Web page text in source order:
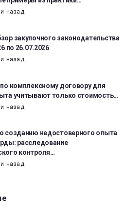
назад
закупочного законодательства
по 26.07.2026
назад
комплексному договору для
учитывают только стоимость…
назад
созданию недостоверного опыта
расследование
контроля…
назад